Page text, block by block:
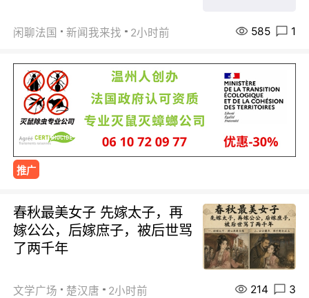
闲聊法国 新闻我来找 2小时前 585 1
推广
春秋最美女子 先嫁太子，再
嫁公公，后嫁庶子，被后世骂
了两千年
文学广场 楚汉唐 2小时前 214 3